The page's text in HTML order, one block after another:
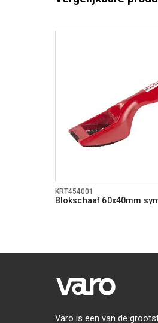
KRT454001
Blokschaaf 60x40mm
Varo is een van de